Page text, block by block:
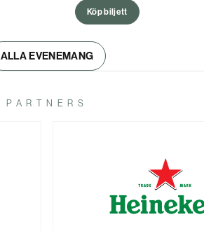
Köp biljett
ALLA EVENEMANG
PARTNERS